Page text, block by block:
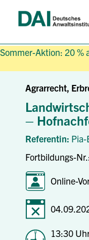
Sommer-Aktion: 20 %
Agrarrecht,
–
Referentin:
Fortbildungs-
Online-
13:30